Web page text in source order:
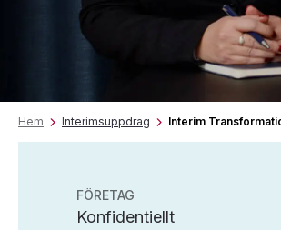
Hem Interimsuppdrag Interim
FÖRETAG
Konfidentiellt